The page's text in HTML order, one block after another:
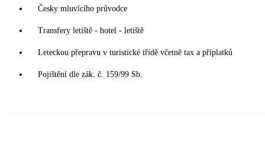
Česky mluvícího průvodce
Transfery letiště - hotel - letiště
Leteckou přepravu v turistické třídě včetně tax a příplatků
Pojištění dle zák. č. 159/99 Sb.